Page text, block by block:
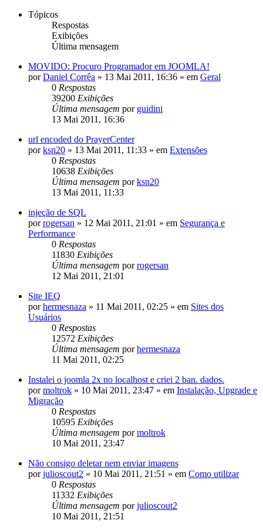
Tópicos
Respostas
Exibições
Última mensagem
MOVIDO: Procuro Programador em JOOMLA!
porDaniel Corrêa » 13 Mai 2011, 16:36 » em Geral
0 Respostas
39200 Exibições
Última mensagem por guidini
13 Mai 2011, 16:36
url encoded do PrayerCenter
porksn20 » 13 Mai 2011, 11:33 » em Extensões
0 Respostas
10638 Exibições
Última mensagem porksn20
13 Mai 2011, 11:33
injeção de SQL
porrogersan » 12 Mai 2011, 21:01 » em Segurança e
Performance
0 Respostas
11830 Exibições
Última mensagem porrogersan
12 Mai 2011, 21:01
Site IEQ
porhermesnaza » 11 Mai 2011, 02:25 » em Sites dos
Usuários
0 Respostas
12572 Exibições
Última mensagem porhermesnaza
11 Mai 2011, 02:25
Instalei o joomla 2x no localhost e criei 2 ban. dados.
pormoltrok » 10 Mai 2011, 23:47 » em Instalação, Upgrade e
Migração
0 Respostas
10595 Exibições
Última mensagem pormoltrok
10 Mai 2011, 23:47
Não consigo deletar nem enviar imagens
porjulioscout2 » 10 Mai 2011, 21:51 » em Como utilizar
0 Respostas
11332 Exibições
Última mensagem porjulioscout2
10 Mai 2011, 21:51